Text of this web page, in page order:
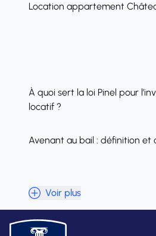
Location appartement
À quoi sert la loi Pinel pour
locatif ?
Avenant au bail : définition et
Voir plus